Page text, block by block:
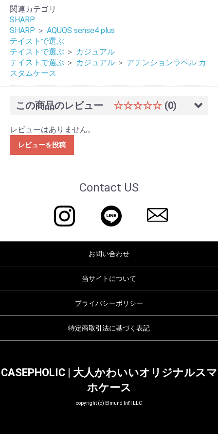
関連カテゴリ
SHARP
SHARP ＞ AQUOS sense4 plus
テイストで選ぶ
テイストで選ぶ ＞ カジュアル
テイストで選ぶ ＞ カジュアル ＞ アテンションラベル カ
スタムケース
この商品のレビュー ☆☆☆☆☆ (0)
レビューはありません。
レビューを投稿
Contact US
お問い合わせ
当サイトについて
プライバシーポリシー
特定商取引法に基づく表記
CASEPHOLIC | 大人かわいいオリジナルスマ
ホケース
copyright (c) Elmund Int'l LLC